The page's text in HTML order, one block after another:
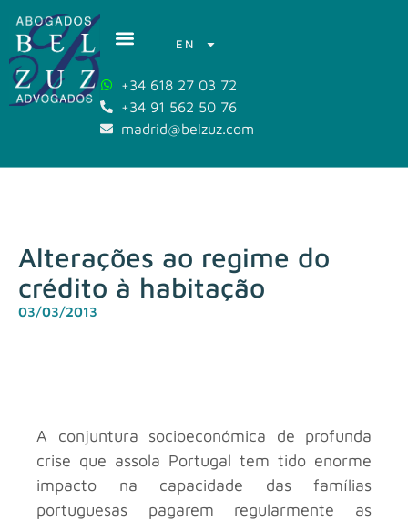
EN
+34 618 27 03 72
+34 91 562 50 76
madrid@belzuz.com
Alterações ao regime do
crédito à habitação
03/03/2013
A conjuntura socioeconómica de profunda
crise que assola Portugal tem tido enorme
impacto na capacidade das famílias
portuguesas pagarem regularmente as